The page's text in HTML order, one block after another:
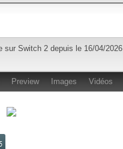
sur Switch 2 depuis le 16/04/2026
Preview Images Vidéos